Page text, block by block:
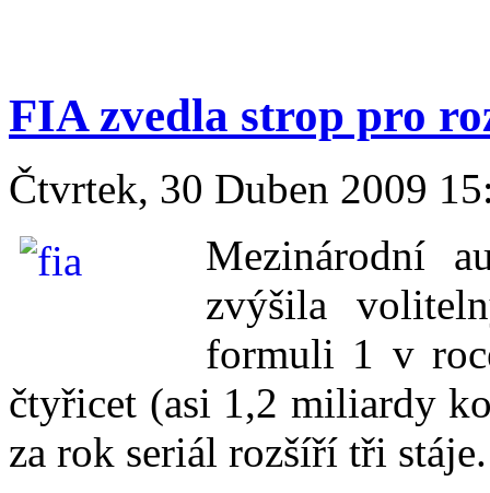
FIA zvedla strop pro
Čtvrtek, 30 Duben 2009
Mezinárodní
zvýšila
formuli 1 v
čtyřicet (asi 1,2 miliardy
za rok seriál rozšíří tři stáje.